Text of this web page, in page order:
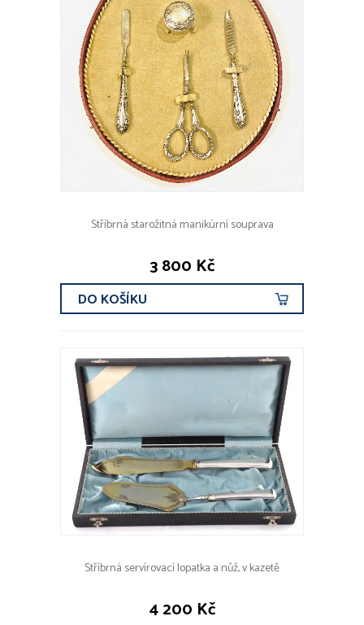
Stříbrná starožitná manikúrní souprava
3 800 Kč
DO KOŠÍKU
Stříbrná servírovací lopatka a nůž, v kazetě
4 200 Kč